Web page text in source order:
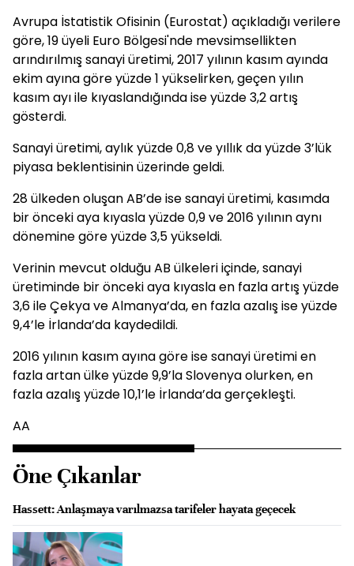
Avrupa İstatistik Ofisinin (Eurostat) açıkladığı verilere
göre, 19 üyeli Euro Bölgesi'nde mevsimsellikten
arındırılmış sanayi üretimi, 2017 yılının kasım ayında
ekim ayına göre yüzde 1 yükselirken, geçen yılın
kasım ayı ile kıyaslandığında ise yüzde 3,2 artış
gösterdi.
Sanayi üretimi, aylık yüzde 0,8 ve yıllık da yüzde 3’lük
piyasa beklentisinin üzerinde geldi.
28 ülkeden oluşan AB’de ise sanayi üretimi, kasımda
bir önceki aya kıyasla yüzde 0,9 ve 2016 yılının aynı
dönemine göre yüzde 3,5 yükseldi.
Verinin mevcut olduğu AB ülkeleri içinde, sanayi
üretiminde bir önceki aya kıyasla en fazla artış yüzde
3,6 ile Çekya ve Almanya’da, en fazla azalış ise yüzde
9,4’le İrlanda’da kaydedildi.
2016 yılının kasım ayına göre ise sanayi üretimi en
fazla artan ülke yüzde 9,9’la Slovenya olurken, en
fazla azalış yüzde 10,1’le İrlanda’da gerçekleşti.
AA
Öne Çıkanlar
Hassett: Anlaşmaya varılmazsa tarifeler hayata geçecek